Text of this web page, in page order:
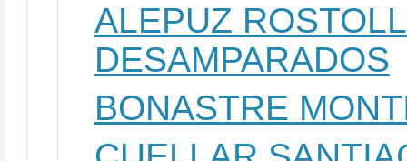
ALEPUZ
DESAMPARADOS
BONASTRE